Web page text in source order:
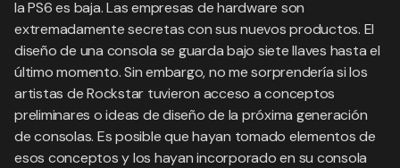
la PS6 es baja. Las empresas de hardware son
extremadamente secretas con sus nuevos productos. El
diseño de una consola se guarda bajo siete llaves hasta el
último momento. Sin embargo, no me sorprendería si los
artistas de Rockstar tuvieron acceso a conceptos
preliminares o ideas de diseño de la próxima generación
de consolas. Es posible que hayan tomado elementos de
esos conceptos y los hayan incorporado en su consola